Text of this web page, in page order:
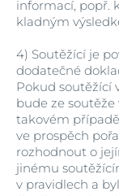
informací, popř.
kladným
4) Soutěžící je
dodatečné
Pokud soutěžící
bude ze soutěže
takovém
ve prospěch
rozhodnout o
jinému
v pravidlech a